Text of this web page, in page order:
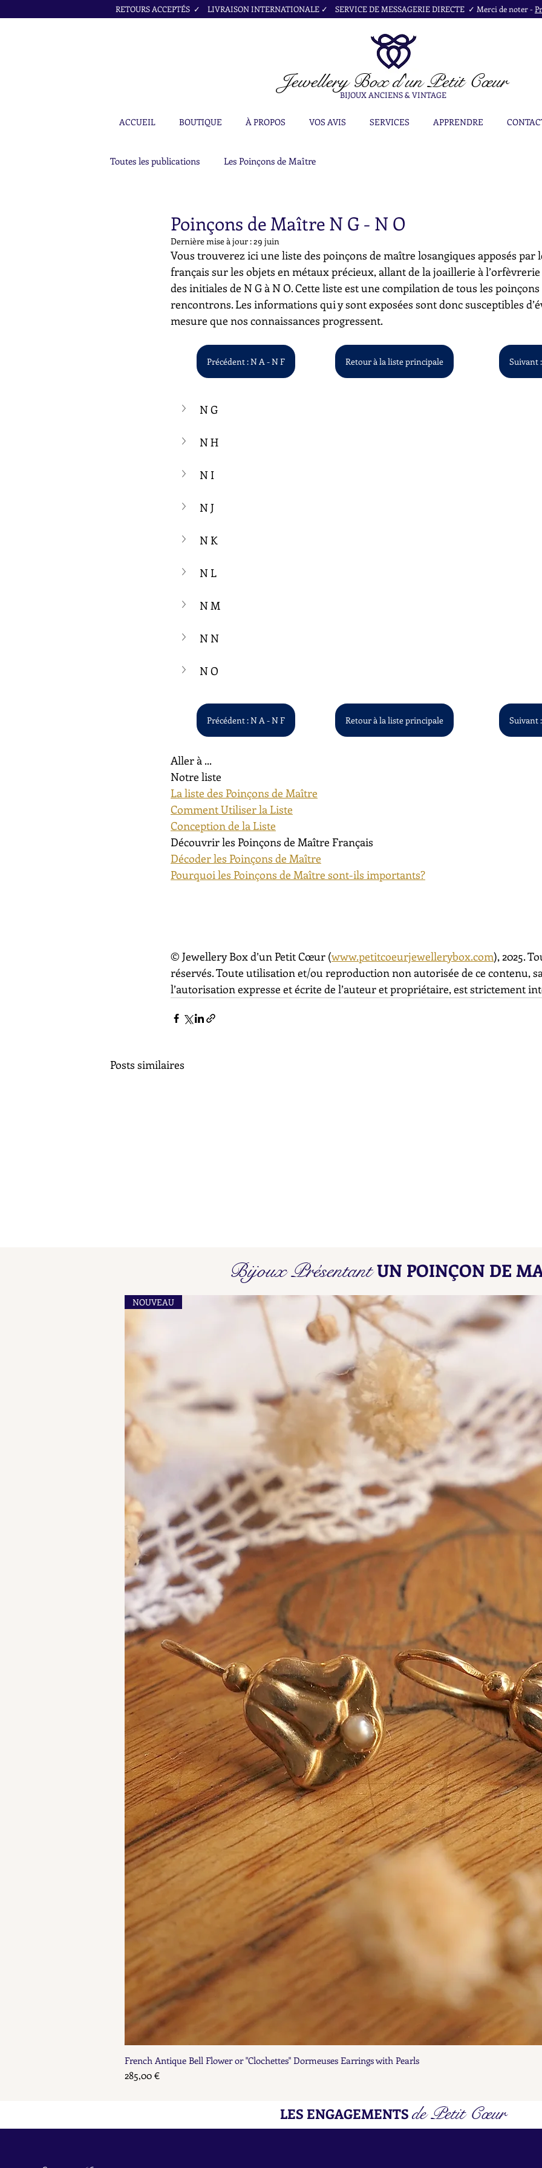
RETOURS ACCEPTÉS ✓ LIVRAISON INTERNATIONALE ✓ SERVICE DE MESSAGERIE DIRECTE ✓ Merci de noter -
Jewellery Boxd'un Petit Cœur
BIJOUX ANCIENS & VINTAGE
ACCUEIL BOUTIQUE À PROPOS VOS AVIS SERVICES APPRENDRE
Toutes les publications Les Poinçons de Maître
Poinçons de Maître N G - N O
Dernière mise à jour :29 juin
Vous trouverez ici une liste des poinçons de maître losangiques apposés par
français sur les objets en métaux précieux, allant de la joaillerie à
des initiales de N G à N O. Cette liste est une compilation de tous les
rencontrons. Les informations qui y sont exposées sont donc susceptibles
mesure que nos connaissances progressent.
Précédent : N A - N F Retour à la liste principale Suivant
N G
N H
N I
N J
N K
N L
N M
N N
N O
Précédent : N A - N F Retour à la liste principale Suivant
Aller à ...
Notre liste
La liste des Poinçons de Maître
Comment Utiliser la Liste
Conception de la Liste
Découvrir les Poinçons de Maître Français
Décoder les Poinçons de Maître
Pourquoi les Poinçons de Maître sont-ils importants?
© Jewellery Box d’un Petit Cœur (www.petitcoeurjewellerybox.com), 2025.
réservés. Toute utilisation et/ou reproduction non autorisée de ce contenu,
l’autorisation expresse et écrite de l’auteur et propriétaire, est strictement
Posts similaires
Find here our collated list, from
A A - A B, of French "losange"
shaped maker's marks for objects
Find here our collated list, from
A A - A B, of French "losange"
shaped maker's marks for objects
in precious metals.
Find
A A -
Bijoux PrésentantUN POINÇON DE
Aperçu rapide
NOUVEAU
French Antique Bell Flower or "Clochettes" Dormeuses Earrings with Pearls
Prix
285,00 €
LES ENGAGEMENTSde Petit Cœur